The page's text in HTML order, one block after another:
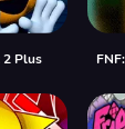
2 Plus